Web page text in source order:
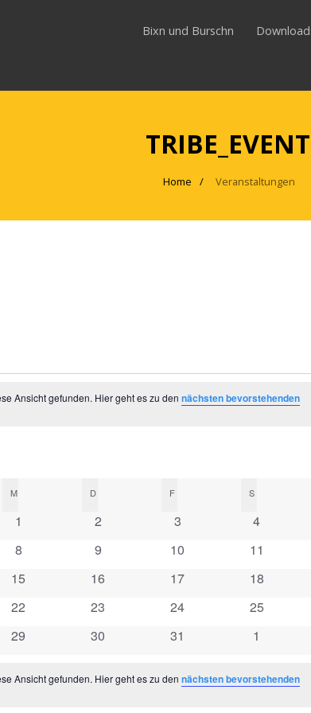
Bixn und Burschn
Home Veranstaltungen
Ansicht gefunden. Hier geht es zu den nächsten bevorstehenden
M D F SSAMSTAG
0
1
0
2
0
3
0
4
0
8
0
9
0
10
0
11
0
15
0
16
0
17
0
18
0
22
0
23
0
24
0
25
0
29
0
30
0
31
0
1
Ansicht gefunden. Hier geht es zu den nächsten bevorstehenden